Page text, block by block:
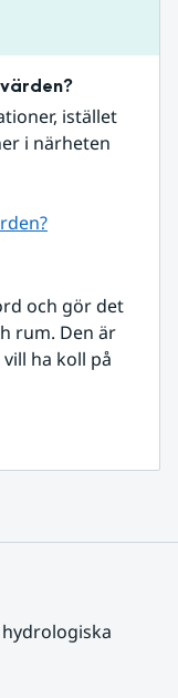
istället
i närheten
och gör det
rum. Den är
ha koll på